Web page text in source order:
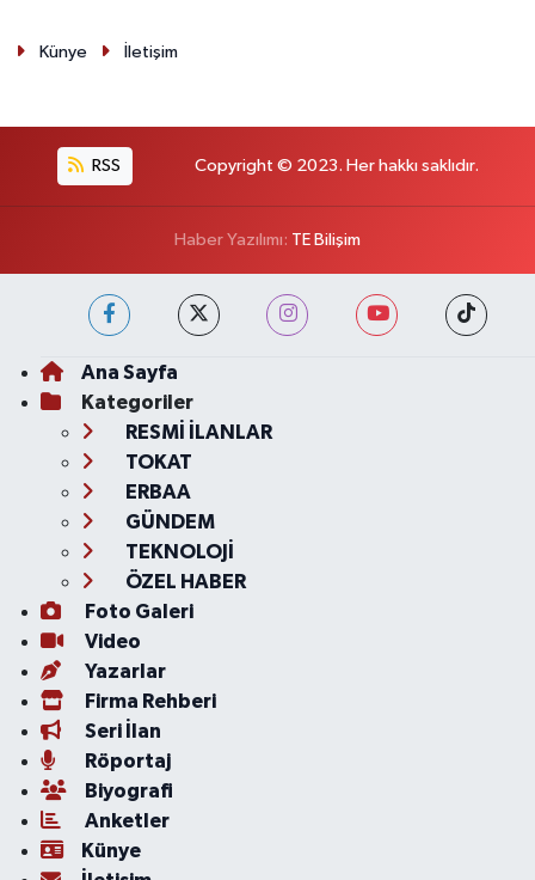
Künye İletişim
RSS Copyright © 2023. Her hakkı saklıdır.
Haber Yazılımı: TE Bilişim
Ana Sayfa
Kategoriler
RESMİ İLANLAR
TOKAT
ERBAA
GÜNDEM
TEKNOLOJİ
ÖZEL HABER
Foto Galeri
Video
Yazarlar
Firma Rehberi
Seri İlan
Röportaj
Biyografi
Anketler
Künye